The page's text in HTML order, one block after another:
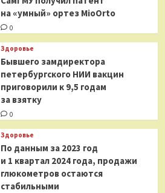
на «умный» ортез MioOrto
0
Здоровье
Бывшего замдиректора
петербургского НИИ вакцин
приговорили к 9,5 годам
за взятку
0
Здоровье
По данным за 2023 год
и 1 квартал 2024 года, продажи
глюкометров остаются
стабильными